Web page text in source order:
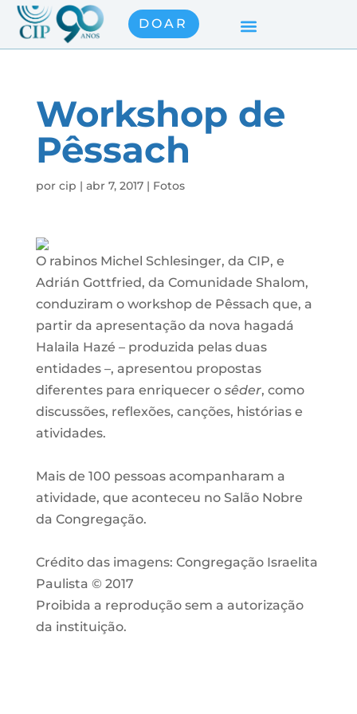
DOAR
Workshop de
Pêssach
por cip | abr 7, 2017| Fotos
O rabinos Michel Schlesinger, da CIP, e
Adrián Gottfried, da Comunidade Shalom,
conduziram o workshop de Pêssach que, a
partir da apresentação da nova hagadá
Halaila Hazé – produzida pelas duas
entidades –, apresentou propostas
diferentes para enriquecer o sêder, como
discussões, reflexões, canções, histórias e
atividades.
Mais de 100 pessoas acompanharam a
atividade, que aconteceu no Salão Nobre
da Congregação.
Crédito das imagens: Congregação Israelita
Paulista © 2017
Proibida a reprodução sem a autorização
da instituição.